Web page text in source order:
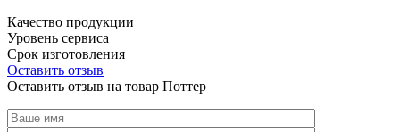
Качество продукции
Уровень сервиса
Срок изготовления
Оставить отзыв
Оставить отзыв на товар Поттер